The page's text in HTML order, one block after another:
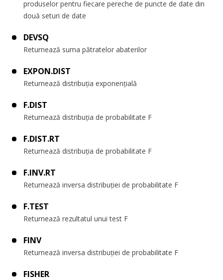
produselor pentru fiecare pereche de puncte de date din
două seturi de date
DEVSQ
Returnează suma pătratelor abaterilor
EXPON.DIST
Returnează distribuția exponențială
F.DIST
Returnează distribuția de probabilitate F
F.DIST.RT
Returnează distribuția de probabilitate F
F.INV.RT
Returnează inversa distribuției de probabilitate F
F.TEST
Returnează rezultatul unui test F
FINV
Returnează inversa distribuției de probabilitate F
FISHER